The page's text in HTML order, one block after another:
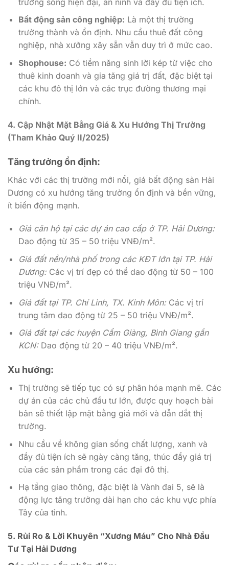
Bất động sản công nghiệp: Là một thị trường
trưởng thành và ổn định. Nhu cầu thuê đất công
nghiệp, nhà xưởng xây sẵn vẫn duy trì ở mức cao.
Shophouse: Có tiềm năng sinh lời kép từ việc cho
thuê kinh doanh và gia tăng giá trị đất, đặc biệt tại
các khu đô thị lớn và các trục đường thương mại
chính.
4. Cập Nhật Mặt Bằng Giá & Xu Hướng Thị Trường
(Tham Khảo Quý II/2025)
Tăng trưởng ổn định:
Khác với các thị trường mới nổi, giá bất động sản Hải
Dương có xu hướng tăng trưởng ổn định và bền vững,
ít biến động mạnh.
Giá căn hộ tại các dự án cao cấp ở TP. Hải Dương:
Dao động từ 35 – 50 triệu VNĐ/m².
Giá đất nền/nhà phố trong các KĐT lớn tại TP. Hải
Dương:Các vị trí đẹp có thể dao động từ 50 – 100
triệu VNĐ/m².
Giá đất tại TP. Chí Linh, TX. Kinh Môn:Các vị trí
trung tâm dao động từ 25 – 50 triệu VNĐ/m².
Giá đất tại các huyện Cẩm Giàng, Bình Giang gần
KCN:Dao động từ 20 – 40 triệu VNĐ/m².
Xu hướng:
Thị trường sẽ tiếp tục có sự phân hóa mạnh mẽ. Các
dự án của các chủ đầu tư lớn, được quy hoạch bài
bản sẽ thiết lập mặt bằng giá mới và dẫn dắt thị
trường.
Nhu cầu về không gian sống chất lượng, xanh và
đầy đủ tiện ích sẽ ngày càng tăng, thúc đẩy giá trị
của các sản phẩm trong các đại đô thị.
Hạ tầng giao thông, đặc biệt là Vành đai 5, sẽ là
động lực tăng trưởng dài hạn cho các khu vực phía
Tây của tỉnh.
5. Rủi Ro & Lời Khuyên “Xương Máu” Cho Nhà Đầu
Tư Tại Hải Dương